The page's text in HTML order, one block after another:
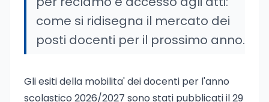
come si ridisegna il mercato dei
posti docenti per il prossimo anno.
Gli esiti della mobilita' dei docenti per l'anno
scolastico 2026/2027 sono stati pubblicati il 29